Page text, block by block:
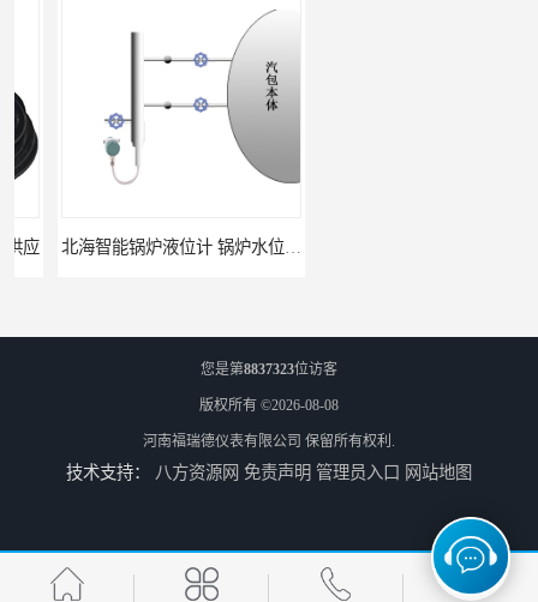
北海智能锅炉液位计 锅炉水位计厂商 自动适应自动校准
FMP43 润滑油雷达液位计 能够提供定制服务 云南高加智能锅炉汽包液位计 窑头窑尾液位计
您是第8837323位访客
版权所有 ©2026-08-08
河南福瑞德仪表有限公司 保留所有权利.
技术支持： 八方资源网 免责声明 管理员入口 网站地图